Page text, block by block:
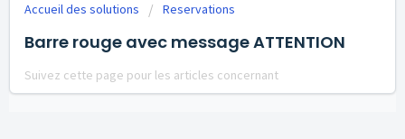
Accueil des solutions Reservations
Barre rouge avec message ATTENTION
Suivez cette page pour les articles concernant